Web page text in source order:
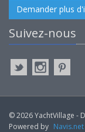
Demander plus
Suivez-nous
© 2026 YachtVillage -
Powered by Navis.net